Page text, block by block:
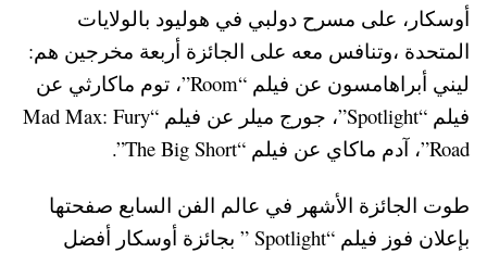
أوسكار، على مسرح دولبي في هوليود بالولايات
المتحدة ،وتنافس معه على الجائزة أربعة مخرجين هم:
ليني أبراهامسون عن فيلم “Room”، توم ماكارثي عن
فيلم “Spotlight”، جورج ميلر عن فيلم “Mad Max: Fury
Road”، آدم ماكاي عن فيلم “The Big Short”.
طوت الجائزة الأشهر في عالم الفن السابع صفحتها
بإعلان فوز فيلم “Spotlight ” بجائزة أوسكار أفضل